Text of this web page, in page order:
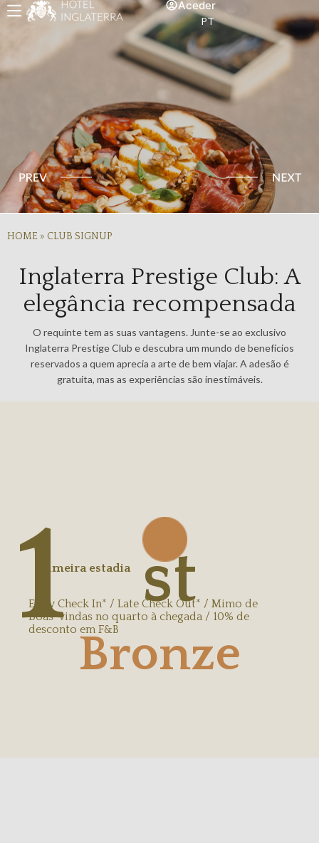
Aceder
PT
HOME » CLUB SIGNUP
Inglaterra Prestige Club: A
elegância recompensada
O requinte tem as suas vantagens. Junte-se ao exclusivo
Inglaterra Prestige Club e descubra um mundo de benefícios
reservados a quem aprecia a arte de bem viajar. A adesão é
gratuita, mas as experiências são inestimáveis.
Primeira estadia
1 st
Early Check In* / Late Check Out* / Mimo de
boas-vindas no quarto à chegada / 10% de
desconto em F&BBronze